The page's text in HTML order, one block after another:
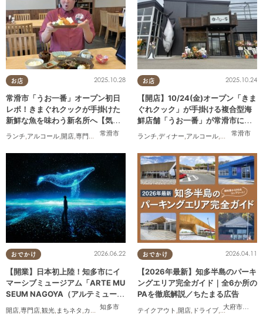
お店
常滑市
2025.10.28
常滑市「うお一番」オープン初日
レポ！きまぐれクックが手掛けた
新鮮な魚を味わう新名所へ【気に
なるリサーチ#31】
ランチ,アルコール,開店,専門店 気になるリサーチ,家族,おひとりさま
お店
常滑市
2025.10.24
【開店】10/24(金)オープン「きま
ぐれクック」が手掛ける複合型海
鮮店舗「うお一番」が常滑市に誕
ランチ,ディナー,アルコール,開店,まちネタ
おでかけ
知多市
2026.06.22
【開業】日本初上陸！知多市にイ
マーシブミュージアム「ARTE MU
SEUM NAGOYA（アルテミュージ
アムナゴヤ）」が2026年11月下旬
にオープン
開店,専門店,観光, まちネタ ,カップル ,友人
おでかけ
大府市
,阿久
2026.04.11
【2026年最新】知多半島のパーキ
ングエリア完全ガイド｜全6か所の
PAを徹底解説／ちたまる広告
テイクアウト ,開店, ドライブ,観光, ちたまる